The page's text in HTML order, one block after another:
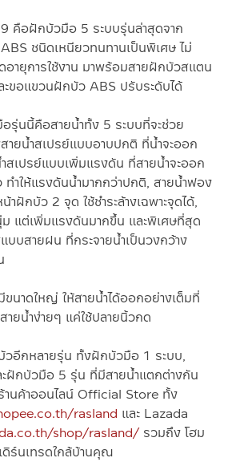
คือฝักบัวมือ 5 ระบบรุ่นล่าสุดจาก
ชนิดเหนียวทนทานเป็นพิเศษ ไม่
อายุการใช้งาน มาพร้อมสายฝักบัวสแตน
ขอแขวนฝักบัว ABS ปรับระดับได้
รุ่นนี้คือสายน้ำทั้ง 5 ระบบที่จะช่วย
ายน้ำสเปรย์แบบอาบปกติ ที่น้ำจะออก
สเปรย์แบบเพิ่มแรงดัน ที่สายน้ำจะออก
ทำให้แรงดันน้ำมากกว่าปกติ, สายน้ำฟอง
ฝักบัว 2 จุด ใช้ชำระล้างเฉพาะจุดได้,
แต่เพิ่มแรงดันมากขึ้น และพิเศษที่สุด
บบสายฝน ที่กระจายน้ำเป็นวงกว้าง
นาดใหญ่ ให้สายน้ำได้ออกอย่างเต็มที่
ยน้ำง่ายๆ แค่ใช้ปลายนิ้วกด
อีกหลายรุ่น ทั้งฝักบัวมือ 1 ระบบ,
ฝักบัวมือ 5 รุ่น ที่มีสายน้ำแตกต่างกัน
านค้าออนไลน์ Official Store ทั้ง
rasland และ Lazada
shop/rasland/รวมถึง โฮม
ดิร์นเทรดใกล้บ้านคุณ